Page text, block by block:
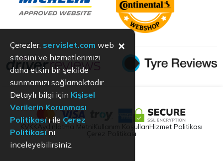
Aydınlatma Metni Kullanım KoşullarıHizmet Politikası
Çerez Politikası
Çerezler, servislet.com web
sitesini ve hizmetlerimizi
daha etkin bir şekilde
sunmamızı sağlamaktadır.
Detaylı bilgi için Kişisel
Verilerin Korunması
Politikası'ı ile Çerez
Politikası'nı
inceleyebilirsiniz.
×